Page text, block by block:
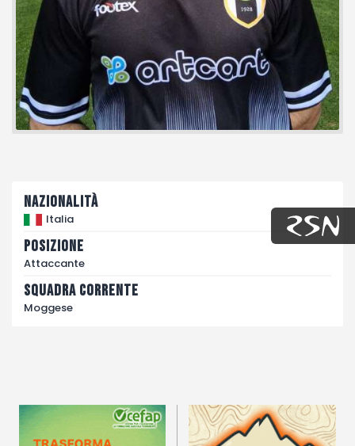
Nazionalità
Italia
Posizione
Attaccante
Squadra corrente
Moggese